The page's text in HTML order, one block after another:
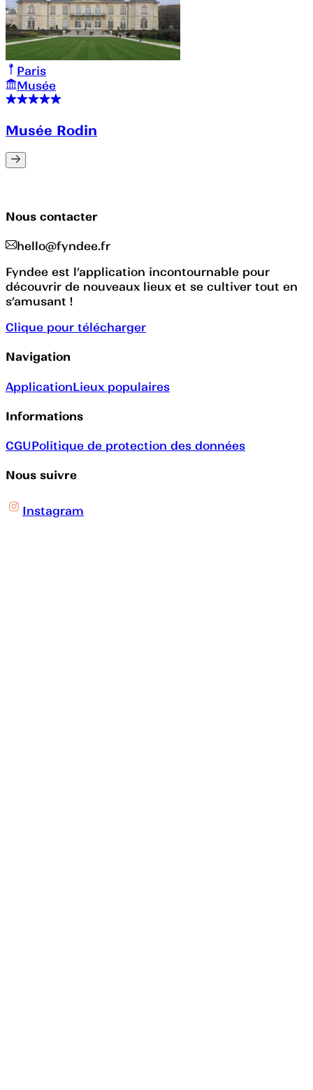
Paris
Musée
Musée Rodin
Nous contacter
hello@fyndee.fr
Fyndee est l’application incontournable pour
découvrir de nouveaux lieux et se cultiver tout en
s’amusant !
Clique pour télécharger
Navigation
ApplicationLieux populaires
Informations
CGUPolitique de protection des données
Nous suivre
Instagram